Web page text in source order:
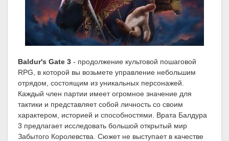
Baldur's Gate 3 - продолжение культовой пошаговой
RPG, в которой вы возьмете управление небольшим
отрядом, состоящим из уникальных персонажей.
Каждый член партии имеет огромное значение для
тактики и представляет собой личность со своим
характером, историей и способностями. Врата Балдура
3 предлагает исследовать большой открытый мир
Забытого Королевства. Сюжет не выступает в качестве